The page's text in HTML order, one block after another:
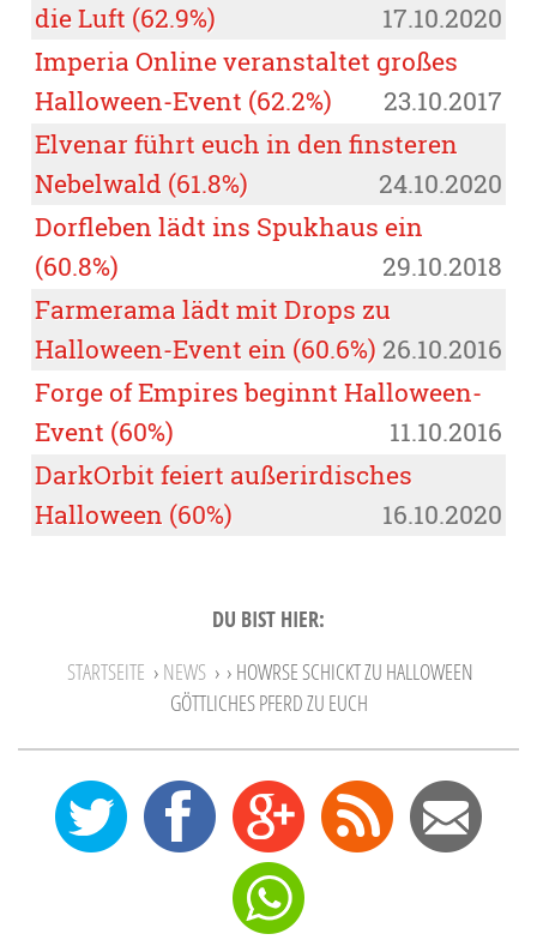
die Luft (62.9%)
17.10.2020
Imperia Online veranstaltet großes
Halloween-Event (62.2%)
23.10.2017
Elvenar führt euch in den finsteren
Nebelwald (61.8%)
24.10.2020
Dorfleben lädt ins Spukhaus ein
(60.8%)
29.10.2018
Farmerama lädt mit Drops zu
Halloween-Event ein (60.6%) 26.10.2016
Forge of Empires beginnt Halloween-
Event (60%)
11.10.2016
DarkOrbit feiert außerirdisches
Halloween (60%)
16.10.2020
DU BIST HIER:
STARTSEITE › NEWS › › HOWRSE SCHICKT ZU HALLOWEEN
GÖTTLICHES PFERD ZU EUCH
0 12 27 Feed Mail
Send